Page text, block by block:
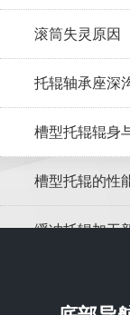
滚筒失灵原因
托辊轴承座深
槽型托辊辊身
槽型托辊的性
缓冲托辊加工